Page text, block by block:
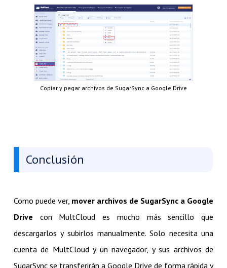
Copiar y pegar archivos de SugarSync a Google Drive
Conclusión
Como puede ver, mover archivos de SugarSync a Google
Drive con MultCloud es mucho más sencillo que
descargarlos y subirlos manualmente. Solo necesita una
cuenta de MultCloud y un navegador, y sus archivos de
SugarSync se transferirán a Google Drive de forma rápida y